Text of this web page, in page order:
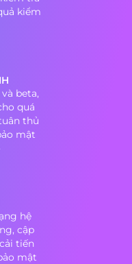
kiểm
beta,
quá
thủ
mật
hệ
cập
tiến
mật